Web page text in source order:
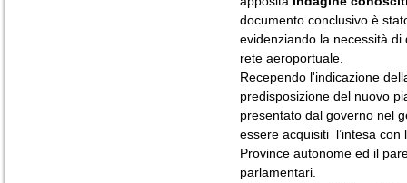
documento conclusivo è
evidenziando la necessità
rete aeroportuale.
Recependo l'indicazione
predisposizione del nuovo
presentato dal governo nel
essere acquisiti l’intesa
Province autonome ed il
parlamentari.